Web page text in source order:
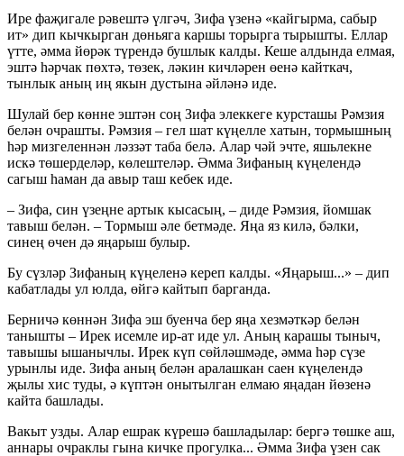
Ире фаҗигале рәвештә үлгәч, Зифа үзенә «кайгырма, сабыр
ит» дип кычкырган дөньяга каршы торырга тырышты. Еллар
үтте, әмма йөрәк түрендә бушлык калды. Кеше алдында елмая,
эштә һәрчак пөхтә, төзек, ләкин кичләрен өенә кайткач,
тынлык аның иң якын дустына әйләнә иде.
Шулай бер көнне эштән соң Зифа элеккеге курсташы Рәмзия
белән очрашты. Рәмзия – гел шат күңелле хатын, тормышның
һәр мизгеленнән ләззәт таба белә. Алар чәй эчте, яшьлекне
искә төшерделәр, көлештеләр. Әмма Зифаның күңелендә
сагыш һаман да авыр таш кебек иде.
– Зифа, син үзеңне артык кысасың, – диде Рәмзия, йомшак
тавыш белән. – Тормыш әле бетмәде. Яңа яз килә, бәлки,
синең өчен дә яңарыш булыр.
Бу сүзләр Зифаның күңеленә кереп калды. «Яңарыш...» – дип
кабатлады ул юлда, өйгә кайтып барганда.
Берничә көннән Зифа эш буенча бер яңа хезмәткәр белән
танышты – Ирек исемле ир-ат иде ул. Аның карашы тыныч,
тавышы ышанычлы. Ирек күп сөйләшмәде, әмма һәр сүзе
урынлы иде. Зифа аның белән аралашкан саен күңелендә
җылы хис туды, ә күптән онытылган елмаю яңадан йөзенә
кайта башлады.
Вакыт узды. Алар ешрак күрешә башладылар: бергә төшке аш,
аннары очраклы гына кичке прогулка... Әмма Зифа үзен сак